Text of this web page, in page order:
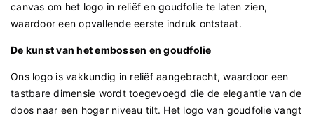
canvas om het logo in reliëf en goudfolie te laten zien,
waardoor een opvallende eerste indruk ontstaat.
De kunst van het embossen en goudfolie
Ons logo is vakkundig in reliëf aangebracht, waardoor een
tastbare dimensie wordt toegevoegd die de elegantie van de
doos naar een hoger niveau tilt. Het logo van goudfolie vangt